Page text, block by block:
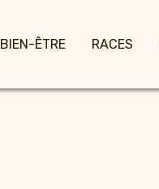
BIEN-ÊTRE RACES